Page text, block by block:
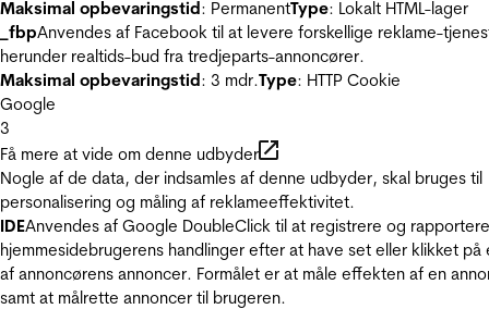
Maksimal opbevaringstid: PermanentType: Lokalt HTML-lager
_fbpAnvendes af Facebook til at levere forskellige reklame-
herunder realtids-bud fra tredjeparts-annoncører.
Maksimal opbevaringstid: 3 mdr.Type: HTTP Cookie
Google
3
Få mere at vide om denne udbyder
Nogle af de data, der indsamles af denne udbyder, skal bruges til
personalisering og måling af reklameeffektivitet.
IDEAnvendes af Google DoubleClick til at registrere og
hjemmesidebrugerens handlinger efter at have set eller klikket på
af annoncørens annoncer. Formålet er at måle effekten af en
samt at målrette annoncer til brugeren.